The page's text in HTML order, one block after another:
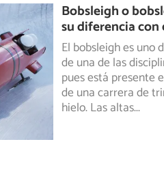
Bobsleigh o
su diferencia
El bobsleigh es uno
de una de las
pues está presente
de una carrera de
hielo. Las altas...